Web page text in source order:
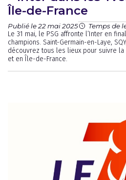
Île-de-France
Publié le 22 mai 2025 Temps de
Le 31 mai, le PSG affronte l’Inter en
champions. Saint-Germain-en-Laye,
découvrez tous les lieux pour suivre
et en Île-de-France.